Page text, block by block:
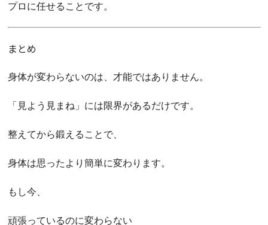
プロに任せることです。
まとめ
身体が変わらないのは、才能ではありません。
「見よう見まね」には限界があるだけです。
整えてから鍛えることで、
身体は思ったより簡単に変わります。
もし今、
頑張っているのに変わらない